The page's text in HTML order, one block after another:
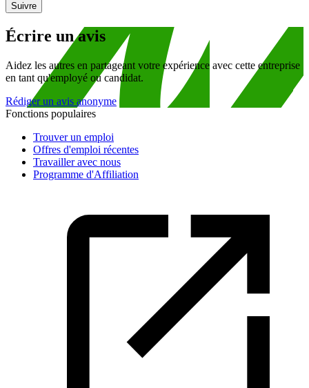
Suivre
Écrire un avis
Aidez les autres en partageant votre expérience avec cette entreprise
en tant qu'employé ou candidat.
Rédiger un avis anonyme
Fonctions populaires
Trouver un emploi
Offres d'emploi récentes
Travailler avec nous
Programme d'Affiliation